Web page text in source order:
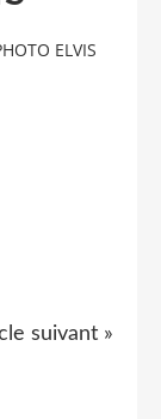
ELVIS
suivant »